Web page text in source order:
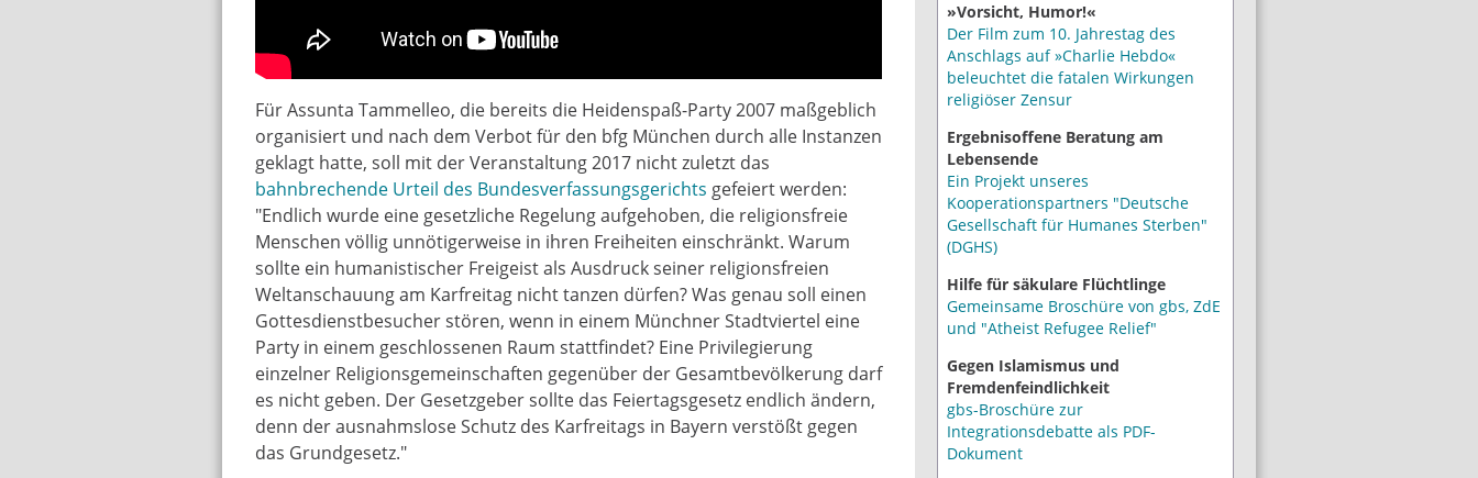
Für Assunta Tammelleo, die bereits die Heidenspaß-Party 2007 maßgeblich
organisiert und nach dem Verbot für den bfg München durch alle Instanzen
geklagt hatte, soll mit der Veranstaltung 2017 nicht zuletzt das
bahnbrechende Urteil des Bundesverfassungsgerichts gefeiert werden:
"Endlich wurde eine gesetzliche Regelung aufgehoben, die religionsfreie
Menschen völlig unnötigerweise in ihren Freiheiten einschränkt. Warum
sollte ein humanistischer Freigeist als Ausdruck seiner religionsfreien
Weltanschauung am Karfreitag nicht tanzen dürfen? Was genau soll einen
Gottesdienstbesucher stören, wenn in einem Münchner Stadtviertel eine
Party in einem geschlossenen Raum stattfindet? Eine Privilegierung
einzelner Religionsgemeinschaften gegenüber der Gesamtbevölkerung darf
es nicht geben. Der Gesetzgeber sollte das Feiertagsgesetz endlich ändern,
denn der ausnahmslose Schutz des Karfreitags in Bayern verstößt gegen
das Grundgesetz."
»Vorsicht, Humor!«
Der Film zum 10. Jahrestag des
Anschlags auf »Charlie Hebdo«
beleuchtet die fatalen Wirkungen
religiöser Zensur
Ergebnisoffene Beratung am
Lebensende
Ein Projekt unseres
Kooperationspartners "Deutsche
Gesellschaft für Humanes Sterben"
(DGHS)
Hilfe für säkulare Flüchtlinge
Gemeinsame Broschüre von gbs, ZdE
und "Atheist Refugee Relief"
Gegen Islamismus und
Fremdenfeindlichkeit
gbs-Broschüre zur
Integrationsdebatte als PDF-
Dokument